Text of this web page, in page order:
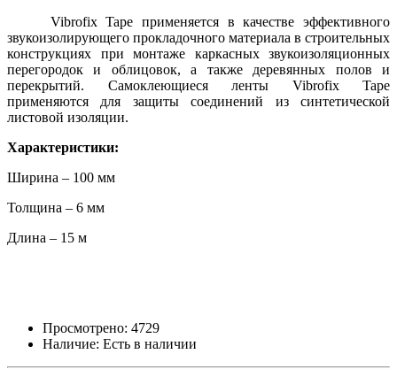
Vibrofix Tape применяется в качестве эффективного
звукоизолирующего прокладочного материала в строительных
конструкциях при монтаже каркасных звукоизоляционных
перегородок и облицовок, а также деревянных полов и
перекрытий. Самоклеющиеся ленты Vibrofix Tape
применяются для защиты соединений из синтетической
листовой изоляции.
Характеристики:
Ширина – 100 мм
Толщина – 6 мм
Длина – 15 м
Просмотрено: 4729
Наличие: Есть в наличии